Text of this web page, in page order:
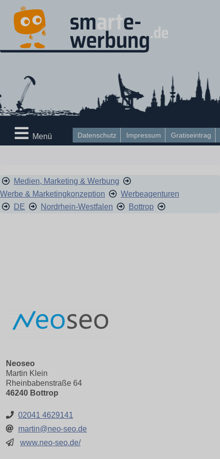
Datenschutz Impressum Gratiseintrag
Menü
Medien, Marketing & Werbung
Werbe & Marketingkonzeption
Werbeagenturen
DE
Nordrhein-Westfalen Bottrop
Neoseo
Martin Klein
Rheinbabenstraße 64
46240 Bottrop
02041 4629141
martin@neo-seo.de
www.neo-seo.de/